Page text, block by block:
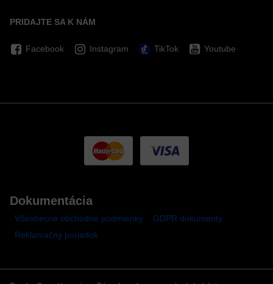
PRIDAJTE SA K NÁM
Facebook Instagram TikTok Youtube
Dokumentácia
Všeobecné obchodné podmienky
GDPR dokumenty
Reklamačný poriadok